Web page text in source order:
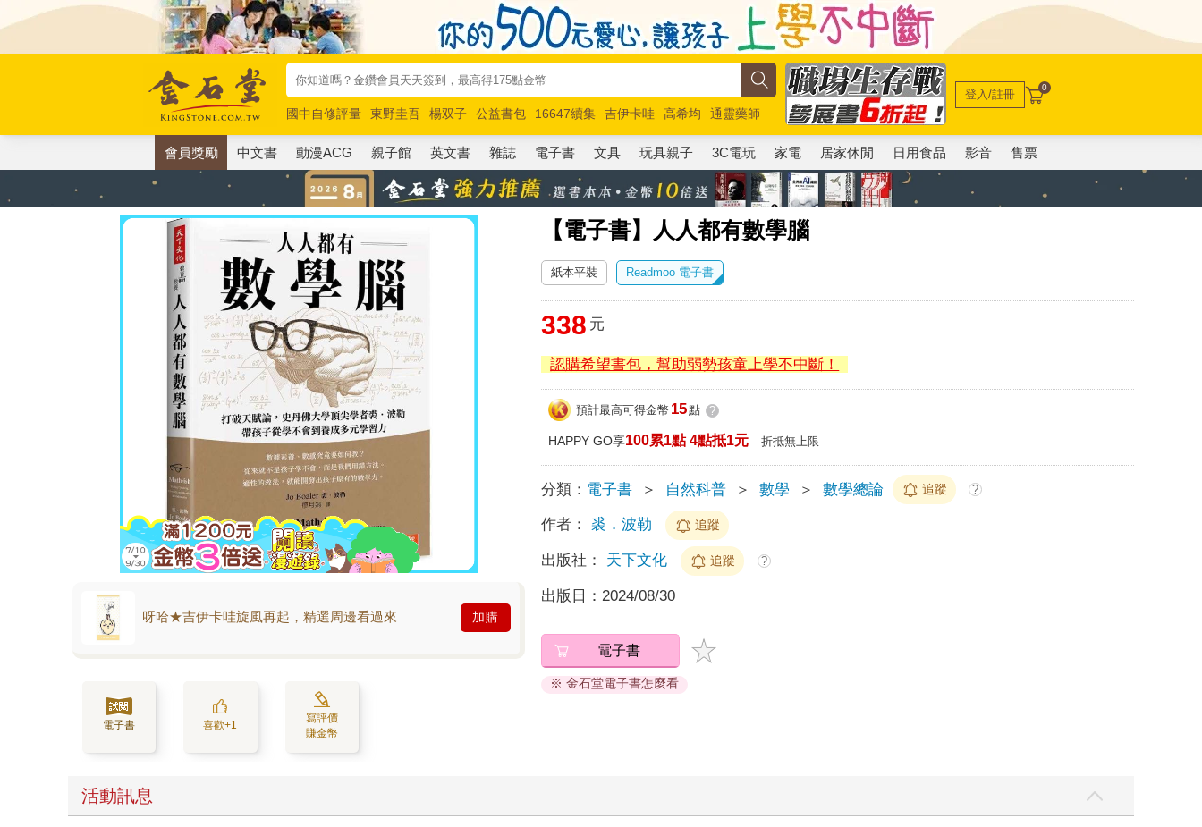
國中自修評量 東野圭吾 楊双子 公益書包 16647續集 吉伊卡哇 高希均
通靈藥師
唯紅花綻放
奧德賽 路邊攤新作 馬斯克 玩具總動員5 超慢跑
登入/註冊 0
會員獎勵 中文書 動漫ACG 親子館 英文書 雜誌 電子書 文具 玩具親子 3C電玩 家電 居家休閒 日用食品 影音 售票
【電子書】人人都有數學腦
呀哈★吉伊卡哇旋風再起，精選周邊看過來 加購
電子書 喜歡+1
寫評價
賺金幣
紙本平裝 Readmoo 電子書
338 元
認購希望書包，幫助弱勢孩童上學不中斷！
預計最高可得金幣 15點 ?
HAPPY GO享100累1點 4點抵1元 折抵無上限
分類： 電子書 ＞ 自然科普 ＞ 數學 ＞ 數學總論 追蹤 ?
作者： 裘．波勒 追蹤
出版社： 天下文化 追蹤 ?
出版日： 2024/08/30
電子書
※ 金石堂電子書怎麼看
活動訊息